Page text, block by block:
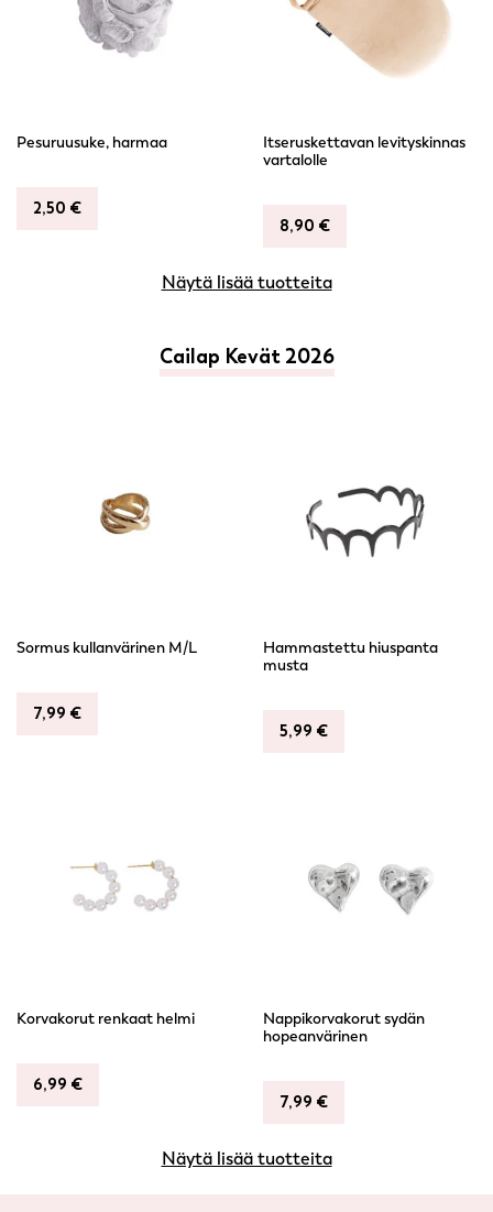
Pesuruusuke, harmaa
2,50 €
Itseruskettavan levityskinnas
vartalolle
8,90 €
Näytä lisää tuotteita
Cailap Kevät 2026
Sormus kullanvärinen M/L
7,99 €
Hammastettu hiuspanta
musta
5,99 €
Korvakorut renkaat helmi
6,99 €
Nappikorvakorut sydän
hopeanvärinen
7,99 €
Näytä lisää tuotteita